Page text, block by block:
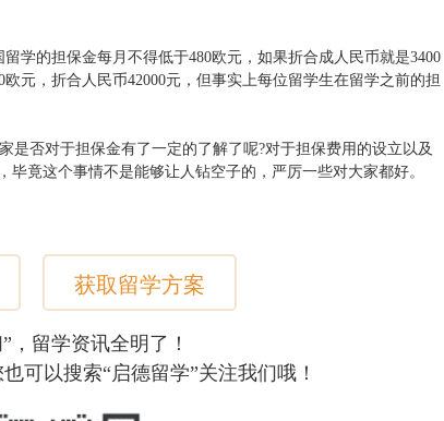
学的担保金每月不得低于480欧元，如果折合成人民币就是3400
元，折合人民币42000元，但事实上每位留学生在留学之前的担
是否对于担保金有了一定的了解了呢?对于担保费用的设立以及
竟这个事情不是能够让人钻空子的，严厉一些对大家都好。
获取留学方案
，留学资讯全明了！
可以搜索“启德留学”关注我们哦！